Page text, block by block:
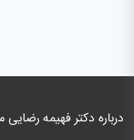
درباره دکتر فهیمه